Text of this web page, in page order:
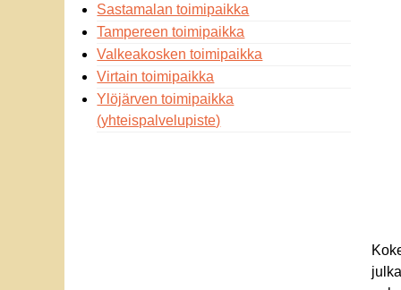
Sastamalan toimipaikka
Tampereen toimipaikka
Valkeakosken toimipaikka
Virtain toimipaikka
Ylöjärven toimipaikka
(yhteispalvelupiste)